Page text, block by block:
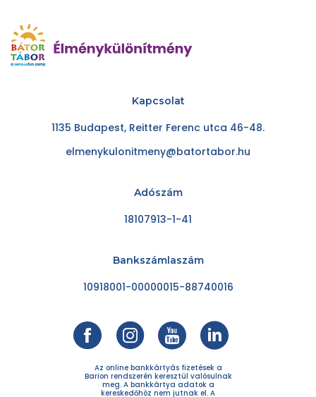
Kapcsolat
1135 Budapest, Reitter Ferenc utca 46-48.
elmenykulonitmeny@batortabor.hu
Adószám
18107913-1-41
Bankszámlaszám
10918001-00000015-88740016
Az online bankkártyás fizetések a
Barion rendszerén keresztül valósulnak
meg. A bankkártya adatok a
kereskedőhöz nem jutnak el. A